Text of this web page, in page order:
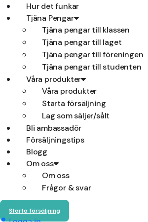
Hur det funkar
Tjäna Pengar
Tjäna pengar till klassen
Tjäna pengar till laget
Tjäna pengar till föreningen
Tjäna pengar till studenten
Våra produkter
Våra produkter
Starta försäljning
Lag som säljer/sålt
Bli ambassadör
Försäljningstips
Blogg
Om oss
Om oss
Frågor & svar
Starta försäljning